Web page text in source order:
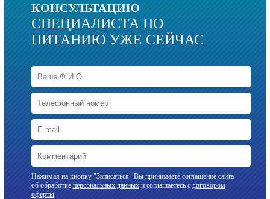
КОНСУЛЬТАЦИЮ
СПЕЦИАЛИСТА ПО
ПИТАНИЮ УЖЕ СЕЙЧАС
Нажимая на кнопку "Записаться" Вы принимаете соглашение сайта
об обработке персональных данныхи соглашаетесь с договором
оферты.